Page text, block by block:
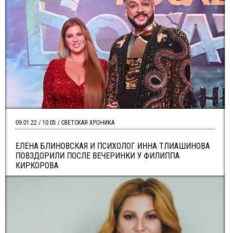
ЕЛЕНА БЛИНОВСКАЯ И ПСИХОЛОГ ИННА ТЛИАШИНОВА
ПОВЗДОРИЛИ ПОСЛЕ ВЕЧЕРИНКИ У ФИЛИППА
КИРКОРОВА
09.01.22 / 10:05 / СВЕТСКАЯ ХРОНИКА